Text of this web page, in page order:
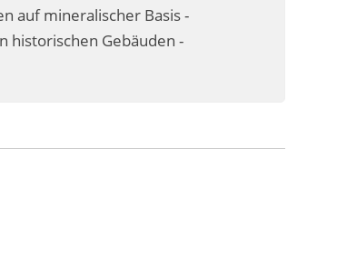
auf mineralischer Basis -
historischen Gebäuden -